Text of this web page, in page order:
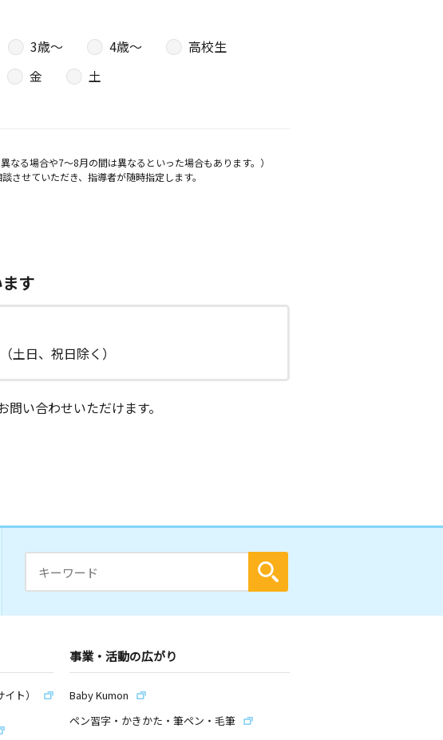
3歳〜 4歳〜
高校生
金
土
る場合や7～8月の間は異なるといった場合もあります。）
せていただき、指導者が随時指定します。
す
土日、祝日除く）
い合わせいただけます。
ト）
事業・活動の広がり
Baby Kumon
ペン習字・かきかた・筆ペン・毛筆